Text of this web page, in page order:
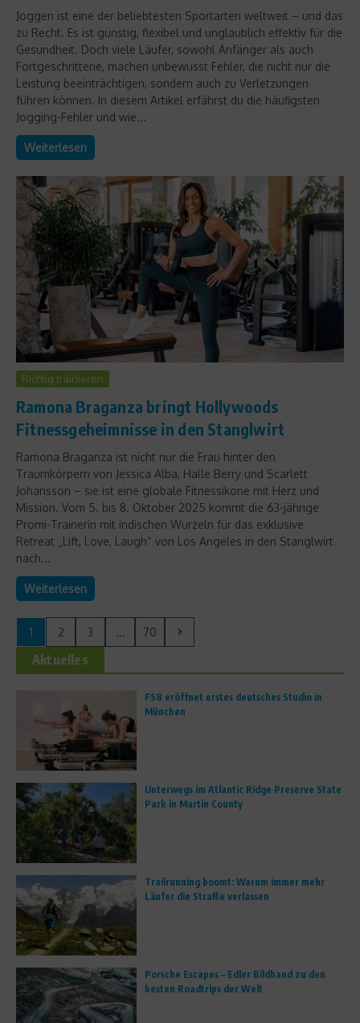
Joggen ist eine der beliebtesten Sportarten weltweit – und das
zu Recht. Es ist günstig, flexibel und unglaublich effektiv für die
Gesundheit. Doch viele Läufer, sowohl Anfänger als auch
Fortgeschrittene, machen unbewusst Fehler, die nicht nur die
Leistung beeinträchtigen, sondern auch zu Verletzungen
führen können. In diesem Artikel erfährst du die häufigsten
Jogging-Fehler und wie...
Weiterlesen
Richtig trainieren
Ramona Braganza bringt Hollywoods
Fitnessgeheimnisse in den Stanglwirt
Ramona Braganza ist nicht nur die Frau hinter den
Traumkörpern von Jessica Alba, Halle Berry und Scarlett
Johansson – sie ist eine globale Fitnessikone mit Herz und
Mission. Vom 5. bis 8. Oktober 2025 kommt die 63-jährige
Promi-Trainerin mit indischen Wurzeln für das exklusive
Retreat „Lift, Love, Laugh“ von Los Angeles in den Stanglwirt
nach...
Weiterlesen
1 2 3 ... 70
Aktuelles
FS8 eröffnet erstes deutsches Studio in
München
Unterwegs im Atlantic Ridge Preserve State
Park in Martin County
Trailrunning boomt: Warum immer mehr
Läufer die Straße verlassen
Porsche Escapes – Edler Bildband zu den
besten Roadtrips der Welt